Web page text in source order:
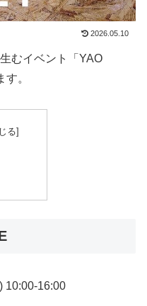
2026.05.10
むイベント「YAO
。
10:00-16:00